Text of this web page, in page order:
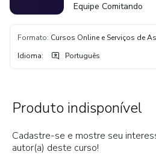
Equipe Comitando
Formato: Cursos Online e Serviços de
Idioma: Português
Produto indisponível
Cadastre-se e mostre seu
autor(a) deste curso!